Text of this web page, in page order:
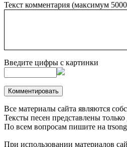
Текст комментария (максимум
Введите цифры с картинки
Все материалы сайта являются
Тексты песен представлены
По всем вопросам пишите на
При использовании материалов